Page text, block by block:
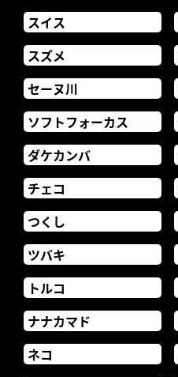
スイス
スズメ
セーヌ川
ソフトフォーカス
ダケカンバ
チェコ
つくし
ツバキ
トルコ
ナナカマド
ネコ